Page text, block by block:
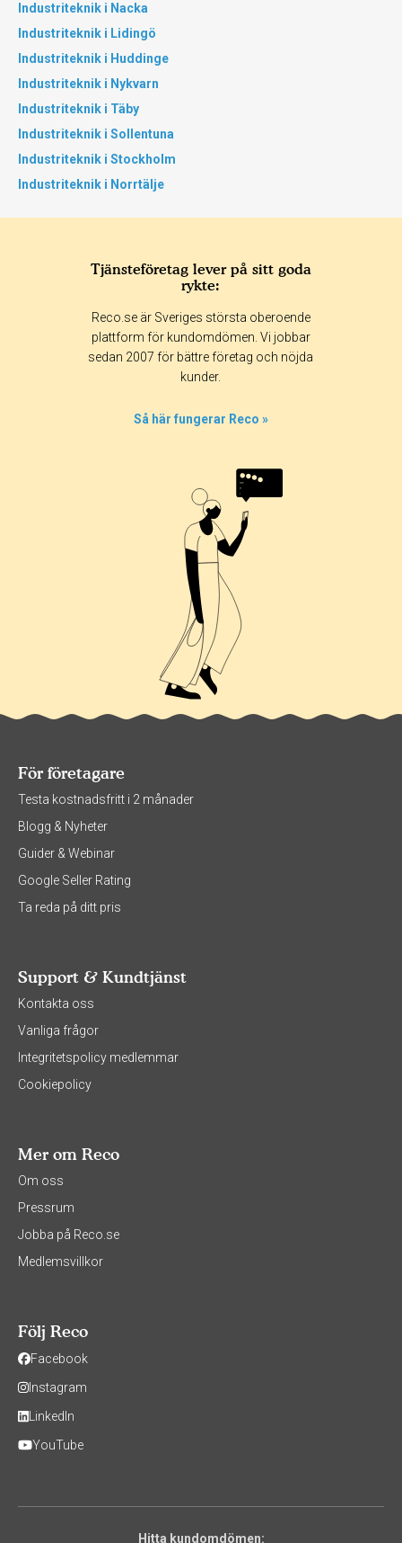
Industriteknik i Nacka
Industriteknik i Lidingö
Industriteknik i Huddinge
Industriteknik i Nykvarn
Industriteknik i Täby
Industriteknik i Sollentuna
Industriteknik i Stockholm
Industriteknik i Norrtälje
Tjänsteföretag lever på sitt goda
rykte:
Reco.se är Sveriges största oberoende
plattform för kundomdömen. Vi jobbar
sedan 2007 för bättre företag och nöjda
kunder.
Så här fungerar Reco »
För företagare
Testa kostnadsfritt i 2 månader
Blogg & Nyheter
Guider & Webinar
Google Seller Rating
Ta reda på ditt pris
Support & Kundtjänst
Kontakta oss
Vanliga frågor
Integritetspolicy medlemmar
Cookiepolicy
Mer om Reco
Om oss
Pressrum
Jobba på Reco.se
Medlemsvillkor
Följ Reco
Facebook
Instagram
LinkedIn
YouTube
Hitta kundomdömen: